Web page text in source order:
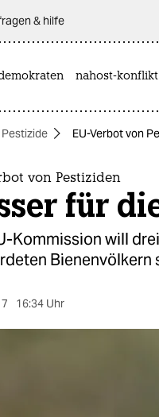
& hilfe
nahost-konflikt
Pestizide EU-Verbot von
von Pestiziden
für
Kommission will
Bienenvölkern
16:34 Uhr